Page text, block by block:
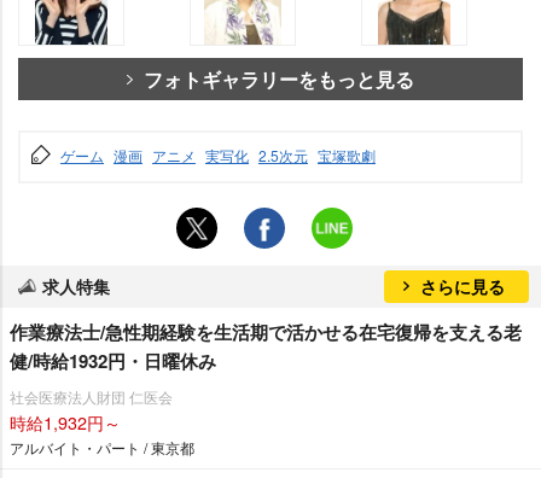
フォトギャラリーをもっと見る
ゲーム 漫画 アニメ 実写化 2.5次元 宝塚歌劇
求人特集 さらに見る
作業療法士/急性期経験を生活期で活かせる在宅復帰を支える老
健/時給1932円・日曜休み
社会医療法人財団 仁医会
時給1,932円～
アルバイト・パート / 東京都